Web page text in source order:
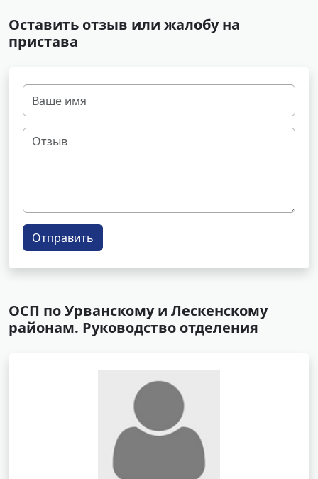
Оставить отзыв или жалобу на
пристава
Отправить
ОСП по Урванскому и Лескенскому
районам. Руководство отделения